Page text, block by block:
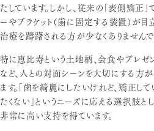
たしています。しかし、従来の「表側矯正
ーやブラケット（歯に固定する装置）が目立
治療を躊躇される方が少なくありませんで
特に恵比寿という土地柄、会食やプレゼ
など、人との対面シーンを大切にする方
ます。「歯を綺麗にしたいけれど、矯正し
たくない」というニーズに応える選択肢と
非常に高い支持を得ています。